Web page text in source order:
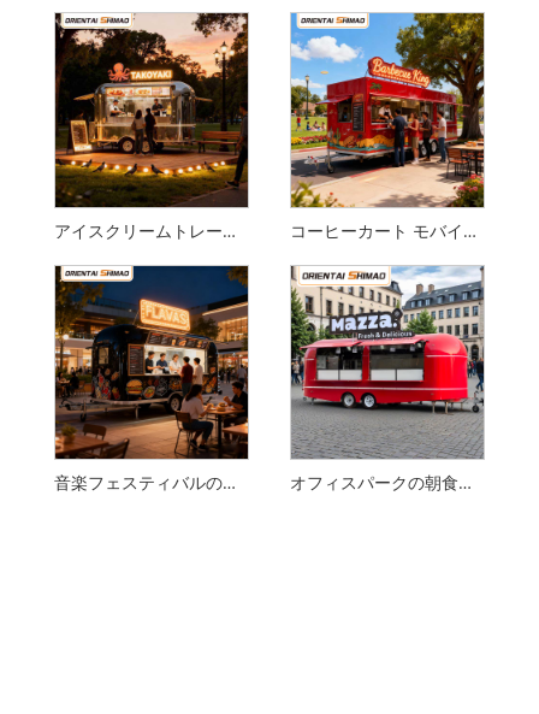
アイスクリームトレーラー ストリートフード モバイルケータリング フードトレーラー フードトラック コーヒーカート モバイルコーヒートレーラー 密閉型電動カート レストランケータリング食品トレーラー ビジネスフードトラック
音楽フェスティバルの特典トレーラー オフィスパークの朝食用コーヒートラック